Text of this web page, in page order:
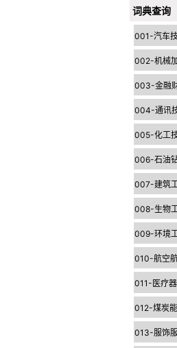
词典查询
001-汽车
002-机械
003-金融
004-通讯
005-化工
006-石油
007-建筑
008-生物
009-环境
010-航空
011-医疗
012-煤炭
013-服饰